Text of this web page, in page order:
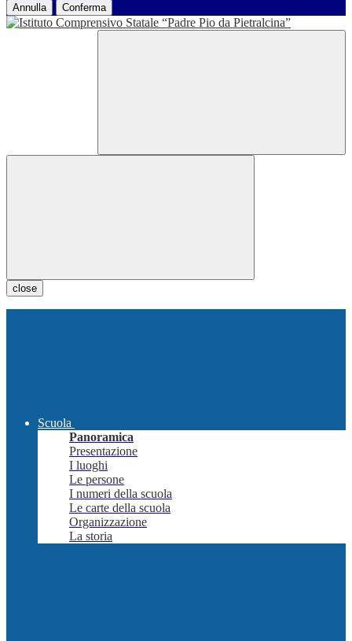
Annulla Conferma
close
Scuola
Panoramica
Presentazione
I luoghi
Le persone
I numeri della scuola
Le carte della scuola
Organizzazione
La storia